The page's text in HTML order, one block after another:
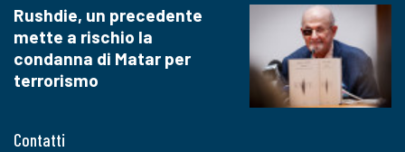
Contatti
Rushdie, un precedente
mette a rischio la
condanna di Matar per
terrorismo